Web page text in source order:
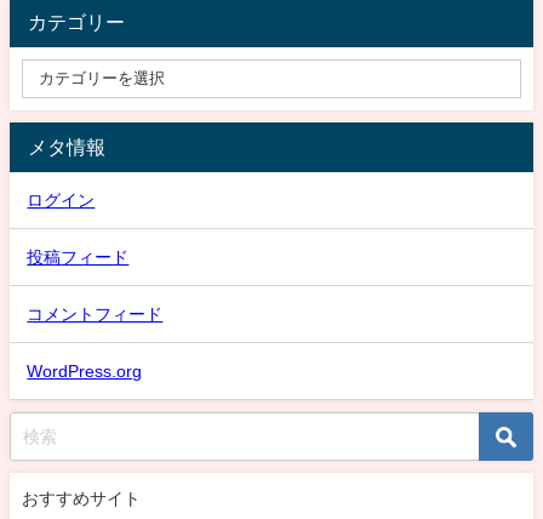
カテゴリー
メタ情報
ログイン
投稿フィード
コメントフィード
WordPress.org
おすすめサイト